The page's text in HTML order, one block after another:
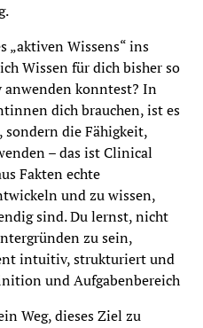
„aktiven Wissens“ ins
Wissen für dich bisher so
anwenden konntest? In
dich brauchen, ist es
sondern die Fähigkeit,
– das ist Clinical
Fakten echte
und zu wissen,
sind. Du lernst, nicht
zu sein,
intuitiv, strukturiert und
und Aufgabenbereich
Weg, dieses Ziel zu